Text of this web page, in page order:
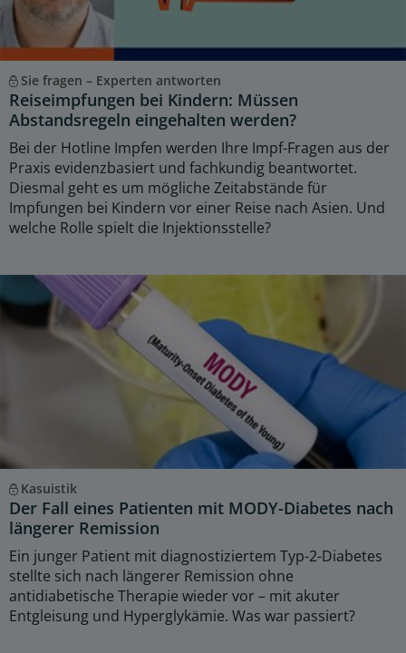
Sie fragen – Experten antworten
Reiseimpfungen bei Kindern: Müssen
Abstandsregeln eingehalten werden?
Bei der Hotline Impfen werden Ihre Impf-Fragen aus der
Praxis evidenzbasiert und fachkundig beantwortet.
Diesmal geht es um mögliche Zeitabstände für
Impfungen bei Kindern vor einer Reise nach Asien. Und
welche Rolle spielt die Injektionsstelle?
Kasuistik
Der Fall eines Patienten mit MODY-Diabetes nach
längerer Remission
Ein junger Patient mit diagnostiziertem Typ-2-Diabetes
stellte sich nach längerer Remission ohne
antidiabetische Therapie wieder vor – mit akuter
Entgleisung und Hyperglykämie. Was war passiert?